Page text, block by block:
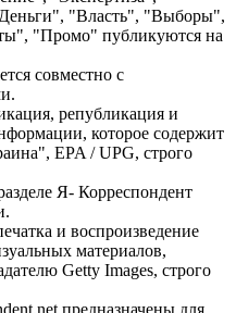
"Власть", "Выборы",
"Промо" публикуются на
совместно с
републикация и
которое содержит
EPA / UPG, строго
Я- Корреспондент
и воспроизведение
материалов,
Getty Images, строго
предназначены для